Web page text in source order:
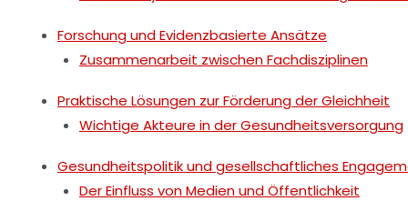
Forschung und Evidenzbasierte Ansätze
Zusammenarbeit zwischen Fachdisziplinen
Praktische Lösungen zur Förderung der Gleichheit
Wichtige Akteure in der Gesundheitsversorgung
Gesundheitspolitik und gesellschaftliches
Der Einfluss von Medien und Öffentlichkeit